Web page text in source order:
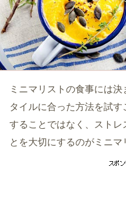
ミニマリストの食事には
タイルに合った方法を試
することではなく、ストレ
とを大切にするのがミニマ